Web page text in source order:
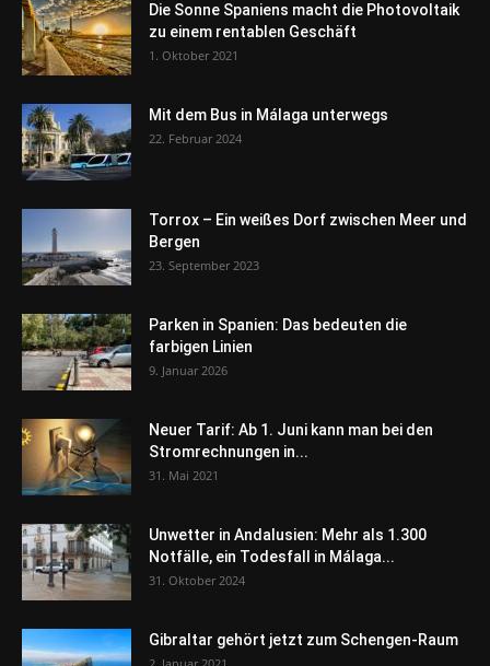
Die Sonne Spaniens macht die Photovoltaik
zu einem rentablen Geschäft
1. Oktober 2021
Mit dem Bus in Málaga unterwegs
22. Februar 2024
Torrox – Ein weißes Dorf zwischen Meer und
Bergen
23. September 2023
Parken in Spanien: Das bedeuten die
farbigen Linien
9. Januar 2026
Neuer Tarif: Ab 1. Juni kann man bei den
Stromrechnungen in...
31. Mai 2021
Unwetter in Andalusien: Mehr als 1.300
Notfälle, ein Todesfall in Málaga...
31. Oktober 2024
Gibraltar gehört jetzt zum Schengen-Raum